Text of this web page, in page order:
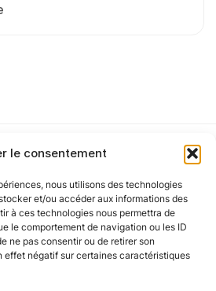
le consentement
nous utilisons des technologies
et/ou accéder aux informations des
à ces technologies nous permettra de
le comportement de navigation ou les ID
ne pas consentir ou de retirer son
effet négatif sur certaines caractéristiques